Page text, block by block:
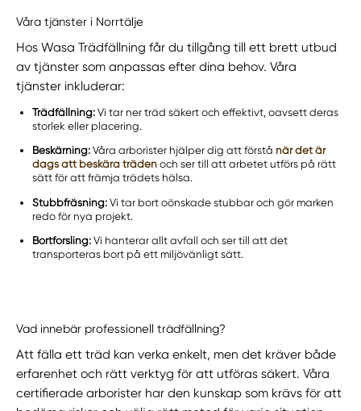
Våra tjänster i Norrtälje
Hos Wasa Trädfällning får du tillgång till ett brett utbud
av tjänster som anpassas efter dina behov. Våra
tjänster inkluderar:
Trädfällning: Vi tar ner träd säkert och effektivt, oavsett deras
storlek eller placering.
Beskärning: Våra arborister hjälper dig att förstå när det är
dags att beskära träden och ser till att arbetet utförs på rätt
sätt för att främja trädets hälsa.
Stubbfräsning: Vi tar bort oönskade stubbar och gör marken
redo för nya projekt.
Bortforsling: Vi hanterar allt avfall och ser till att det
transporteras bort på ett miljövänligt sätt.
Vad innebär professionell trädfällning?
Att fälla ett träd kan verka enkelt, men det kräver både
erfarenhet och rätt verktyg för att utföras säkert. Våra
certifierade arborister har den kunskap som krävs för att